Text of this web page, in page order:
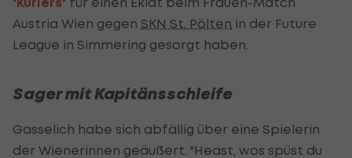
Austria Wien gegen SKN St. Pölten in der Future
League in Simmering gesorgt haben.
Sager mit Kapitänsschleife
Gasselich habe sich abfällig über eine Spielerin
der Wienerinnen geäußert. "Heast, wos spüst du